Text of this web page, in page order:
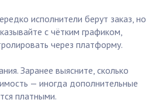
исполнители берут заказ, но
с чётким графиком,
через платформу.
Заранее выясните, сколько
— иногда дополнительные
платными.